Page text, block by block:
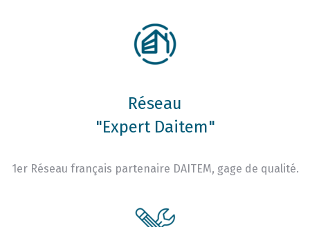
Réseau
"Expert Daitem"
1er Réseau français partenaire DAITEM, gage de qualité.